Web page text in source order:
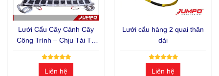
Lưới Cẩu Cây Cảnh Cây
Công Trình – Chịu Tải Từ
Liên hệ
Lưới cẩu hàng 2 quai thân
dài
Liên hệ